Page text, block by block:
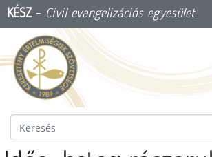
KÉSZ- Civil evangelizációs egyesület